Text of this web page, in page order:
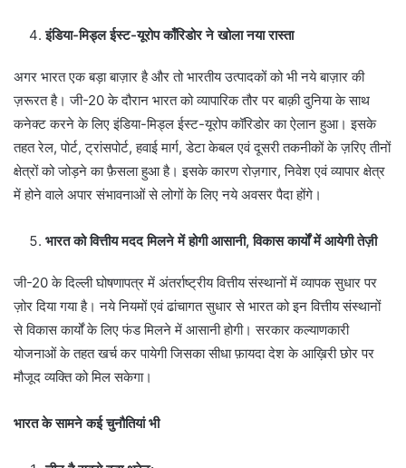
इंडिया-मिड्ल ईस्ट-यूरोप काँरिडोर ने खोला नया रास्ता
अगर भारत एक बड़ा बाज़ार है और तो भारतीय उत्पादकों को भी नये बाज़ार की
ज़रूरत है। जी-20 के दौरान भारत को व्यापारिक तौर पर बाक़ी दुनिया के साथ
कनेक्ट करने के लिए इंडिया-मिड्ल ईस्ट-यूरोप कॉरिडोर का ऐलान हुआ। इसके
तहत रेल, पोर्ट, ट्रांसपोर्ट, हवाई मार्ग, डेटा केबल एवं दूसरी तकनीकों के ज़रिए तीनों
क्षेत्रों को जोड़ने का फ़ैसला हुआ है। इसके कारण रोज़गार, निवेश एवं व्यापार क्षेत्र
में होने वाले अपार संभावनाओं से लोगों के लिए नये अवसर पैदा होंगे।
भारत को वित्तीय मदद मिलने में होगी आसानी, विकास कार्यों में आयेगी तेज़ी
जी-20 के दिल्ली घोषणापत्र में अंतर्राष्ट्रीय वित्तीय संस्थानों में व्यापक सुधार पर
ज़ोर दिया गया है। नये नियमों एवं ढांचागत सुधार से भारत को इन वित्तीय संस्थानों
से विकास कार्यों के लिए फंड मिलने में आसानी होगी। सरकार कल्याणकारी
योजनाओं के तहत खर्च कर पायेगी जिसका सीधा फ़ायदा देश के आख़िरी छोर पर
मौजूद व्यक्ति को मिल सकेगा।
भारत के सामने कई चुनौतियां भी